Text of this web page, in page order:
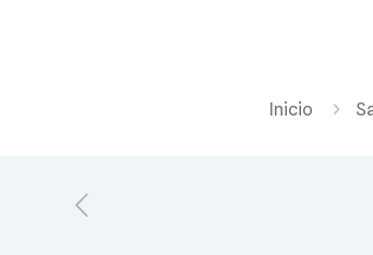
Inicio